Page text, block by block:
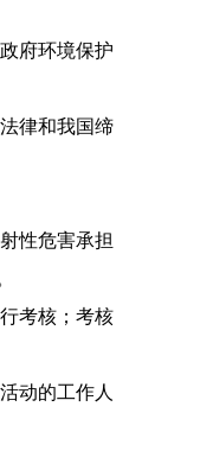
府环境保护
律和我国缔
性危害承担
考核；考核
动的工作人